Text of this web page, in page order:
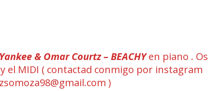
& Omar Courtz – BEACHYen piano . Os
el MIDI ( contactad conmigo por instagram
)